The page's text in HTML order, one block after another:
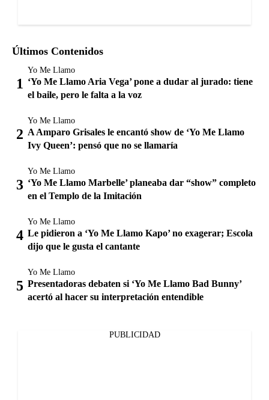
Últimos Contenidos
Yo Me Llamo
‘Yo Me Llamo Aria Vega’ pone a dudar al jurado: tiene
el baile, pero le falta a la voz
Yo Me Llamo
A Amparo Grisales le encantó show de ‘Yo Me Llamo
Ivy Queen’: pensó que no se llamaría
Yo Me Llamo
‘Yo Me Llamo Marbelle’ planeaba dar “show” completo
en el Templo de la Imitación
Yo Me Llamo
Le pidieron a ‘Yo Me Llamo Kapo’ no exagerar; Escola
dijo que le gusta el cantante
Yo Me Llamo
Presentadoras debaten si ‘Yo Me Llamo Bad Bunny’
acertó al hacer su interpretación entendible
PUBLICIDAD